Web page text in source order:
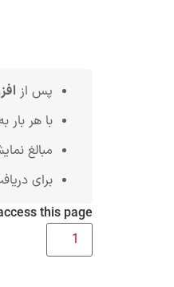
پس از
با هر بار
مبالغ
برای
this page